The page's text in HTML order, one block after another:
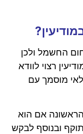
החשמל ולכן
רצוי לוודא
מוסמך עם
אם הוא
ובנוסף לבקש